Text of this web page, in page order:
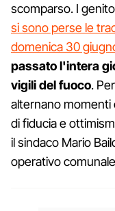
scomparso. I
si sono perse le
domenica 30
passato l'intera
vigili del fuoco.
alternano momenti
di fiducia e
il sindaco Mario
operativo